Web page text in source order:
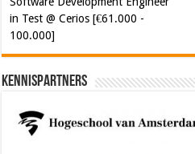
in Test @ Cerios [€61.000 -
100.000]
Kennispartners